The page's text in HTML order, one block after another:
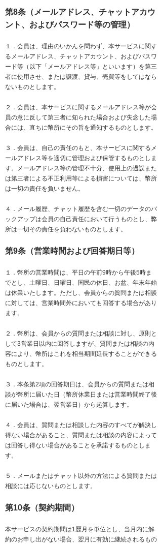
第8条（メールアドレス、チャットアカウ
ント、およびパスワード等の管理）
１．会員は、理由のいかんを問わず、本サービスに関す
るメールアドレス、チャットアカウント、およびパスワ
ード等（以下「メールアドレス等」といいます）を第三
者に使用させ、または譲渡、貸与、売買等をしてはなら
ないものとします。
２．会員は、本サービスに関するメールアドレス等が会
員の意に反して第三者に知られた場合および失念した場
合には、直ちに幣所にその旨を通知するものとします。
３．会員は、自己の責任のもと、本サービスに関するメ
ールアドレス等を適切に管理および保管するものとしま
す。メールアドレス等の管理不十分、使用上の過誤また
は第三者による不正利用等による損害については、幣所
は一切の責任を負いません。
​４．メール履歴、チャット履歴を含む一切のデータのバ
ックアップは会員の自己責任において行うものとし、弊
所は一切その責任を負わないものとします。
第9条（営業時間および回答期日等）
１．幣所の営業時間は、平日の午前9時から午後5時ま
でとし、土曜日、日曜日、国民の休日、お盆、年末年始
は休業いたします。ただし、会員からの質問または相談
に対しては、営業時間外においても回答する場合があり
ます。
２．幣所は、会員からの質問または相談に対し、原則と
して3営業日以内に回答しますが、質問または相談の内
容により、幣所はこれを相当期間延長することができる
ものとします。
３．本条第2項の回答期日は、会員からの質問または相
談が幣所に届いた日（幣所休業日または営業時間終了後
に届いた場合は、翌営業日）から起算します。
４．会員は、質問または相談した内容のすべてが解決し
得ない場合があること、質問または相談の内容によって
は回答し得ない場合があることを承諾するものとしま
す。
５．メールまたはチャット以外の方法による質問または
相談には応じないものとします。
第10条（契約期間）
本サービスの契約期間は1歴月を単位とし、当月内に解
約のお申し出がない場合、翌月に有効に継続されるもの